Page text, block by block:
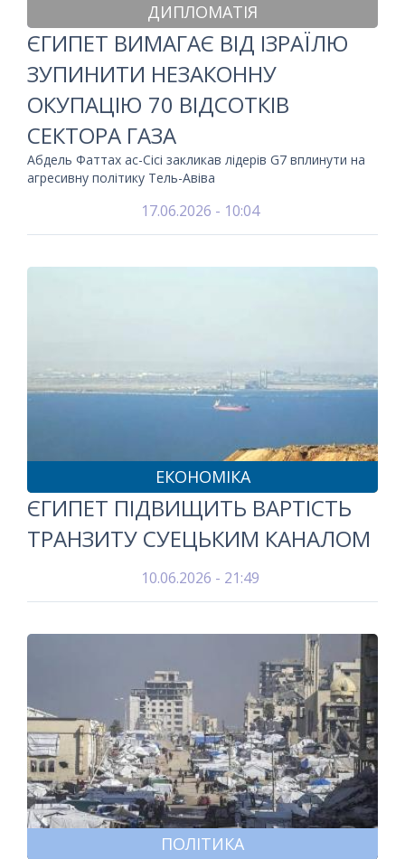
ДИПЛОМАТІЯ
ЄГИПЕТ ВИМАГАЄ ВІД ІЗРАЇЛЮ
ЗУПИНИТИ НЕЗАКОННУ
ОКУПАЦІЮ 70 ВІДСОТКІВ
СЕКТОРА ГАЗА
Абдель Фаттах ас-Сісі закликав лідерів G7 вплинути на
агресивну політику Тель-Авіва
17.06.2026 - 10:04
ЕКОНОМІКА
ЄГИПЕТ ПІДВИЩИТЬ ВАРТІСТЬ
ТРАНЗИТУ СУЕЦЬКИМ КАНАЛОМ
10.06.2026 - 21:49
ПОЛІТИКА